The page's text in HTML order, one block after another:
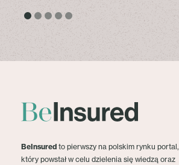
BeInsured to pierwszy na polskim rynku portal,
który powstał w celu dzielenia się wiedzą oraz